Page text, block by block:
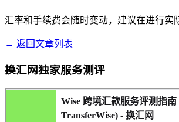
汇率和手续费会随时变动，建议在进行实
← 返回文章列表
换汇网独家服务测评